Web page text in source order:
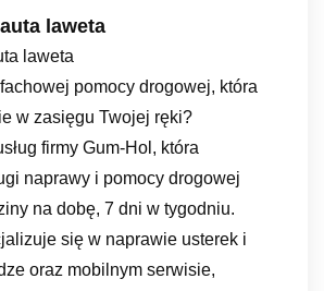
laweta
laweta
pomocy drogowej, która
w zasięgu Twojej ręki?
firmy Gum-Hol, która
naprawy i pomocy drogowej
na dobę, 7 dni w tygodniu.
się w naprawie usterek i
oraz mobilnym serwisie,